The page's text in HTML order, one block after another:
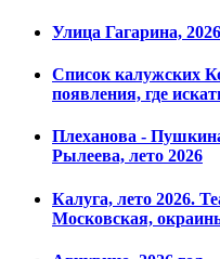
Улица Гагарина,
Список калужских
появления, где
Плеханова -
Рылеева, лето 2026
Калуга, лето 2026.
Московская,